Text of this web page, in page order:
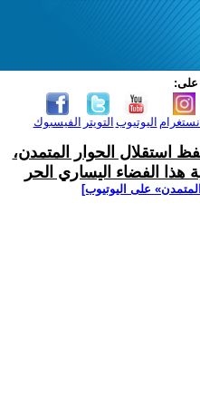
على:
الفيسبوك التويتر اليوتيوب
استقلال الحوار المتمدن،
الفضاء اليساري الحر
على اليوتيوب]